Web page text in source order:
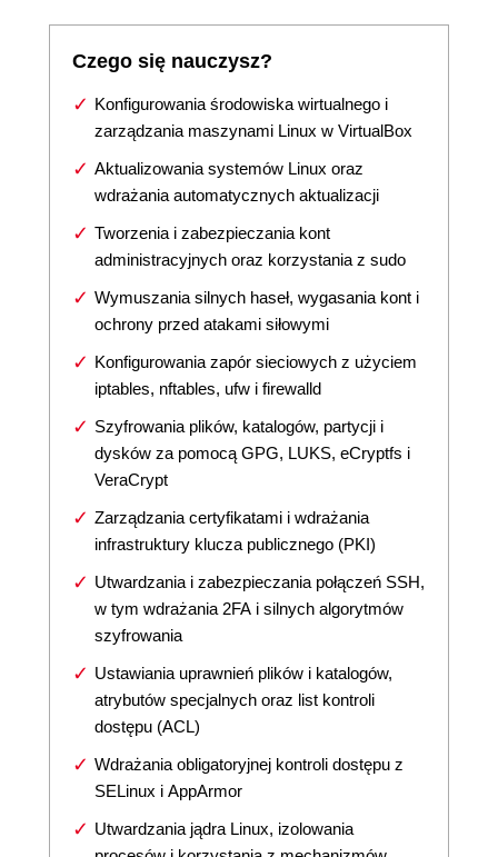
Czego się nauczysz?
Konfigurowania środowiska wirtualnego i
zarządzania maszynami Linux w VirtualBox
Aktualizowania systemów Linux oraz
wdrażania automatycznych aktualizacji
Tworzenia i zabezpieczania kont
administracyjnych oraz korzystania z sudo
Wymuszania silnych haseł, wygasania kont i
ochrony przed atakami siłowymi
Konfigurowania zapór sieciowych z użyciem
iptables, nftables, ufw i firewalld
Szyfrowania plików, katalogów, partycji i
dysków za pomocą GPG, LUKS, eCryptfs i
VeraCrypt
Zarządzania certyfikatami i wdrażania
infrastruktury klucza publicznego (PKI)
Utwardzania i zabezpieczania połączeń SSH,
w tym wdrażania 2FA i silnych algorytmów
szyfrowania
Ustawiania uprawnień plików i katalogów,
atrybutów specjalnych oraz list kontroli
dostępu (ACL)
Wdrażania obligatoryjnej kontroli dostępu z
SELinux i AppArmor
Utwardzania jądra Linux, izolowania